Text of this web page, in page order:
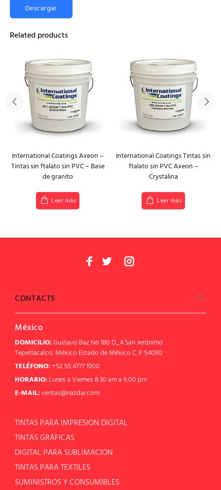
Descargar
Related products
International Coatings Axeon –
Tintas sin ftalato sin PVC – Base
de granito
Leer más
International Coatings Tintas sin
ftalato sin PVC Axeon –
Crystalina
Leer más
CONTACTS
México
DOMICILIO:Gustavo Baz No 180 D_4 San Jerónimo
Tepetlacalco, México Estado de México C. P 54090
TELÉFONO:+52 55 4777 1900
HORARIO: Lunes a Viernes 8:30 am a 6:00 pm
E-MAIL:ventas@nazdar.com
TINTAS PARA IMPRESION DIGITAL
TINTAS GRÁFICAS
DIGITAL PARA SUBLIMACION
TINTAS PARA TEXTILES
SUMINISTROS Y CONSUMIBLES